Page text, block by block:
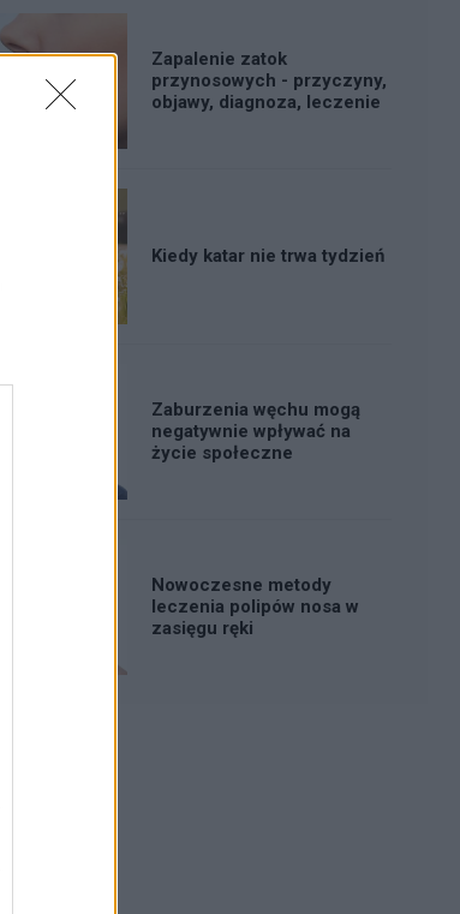
Zapalenie zatok
przynosowych - przyczyny,
objawy, diagnoza, leczenie
Kiedy katar nie trwa tydzień
Zaburzenia węchu mogą
negatywnie wpływać na
życie społeczne
Nowoczesne metody
leczenia polipów nosa w
zasięgu ręki